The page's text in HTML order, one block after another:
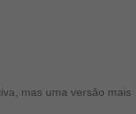
mas uma versão mais